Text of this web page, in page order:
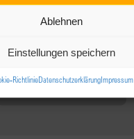
Ablehnen
Einstellungen speichern
RichtlinieDatenschutzerklärungImpressum